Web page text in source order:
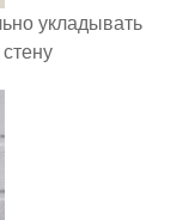
укладывать